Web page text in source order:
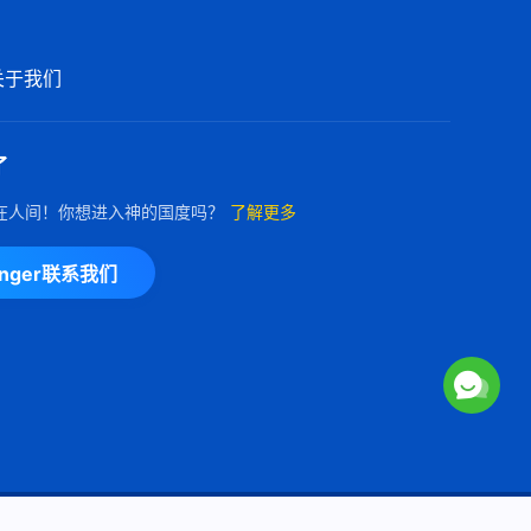
8:13
基督教会合唱诗歌《尼尼微王的
于我们
间！你想进入神的国度吗？ 了解更多
联系我们